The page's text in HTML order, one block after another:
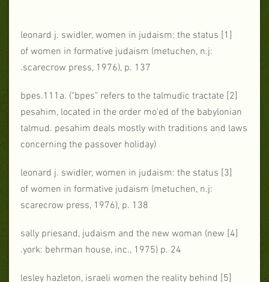
[1] leonard j. swidler, women in judaism: the status
of women in formative judaism (metuchen, n.j:
scarecrow press, 1976), p. 137.
[2] bpes.111a. ("bpes" refers to the talmudic tractate
pesahim, located in the order mo'ed of the babylonian
talmud. pesahim deals mostly with traditions and laws
concerning the passover holiday)
[3] leonard j. swidler, women in judaism: the status
of women in formative judaism (metuchen, n.j:
scarecrow press, 1976), p. 138
[4] sally priesand, judaism and the new woman (new
york: behrman house, inc., 1975) p. 24.
[5] lesley hazleton, israeli women the reality behind